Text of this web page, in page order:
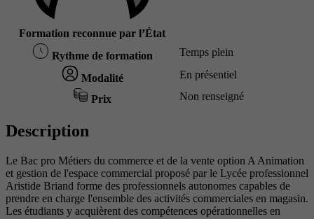
Formation reconnue par l’État
Rythme de formation Temps plein
Modalité En présentiel
Prix Non renseigné
Description
Le Bac pro Métiers du commerce et de la vente option A Animation
et gestion de l'espace commercial proposé par le Lycée professionnel
Aristide Briand forme des professionnels autonomes capables de
prendre en charge l'ensemble des activités commerciales en magasin.
Les étudiants y acquièrent des compétences opérationnelles en